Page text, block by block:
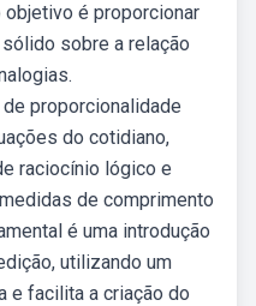
objetivo é proporcionar
sobre a relação
proporcionalidade
do cotidiano,
raciocínio lógico e
de comprimento
é uma introdução
utilizando um
e facilita a criação do